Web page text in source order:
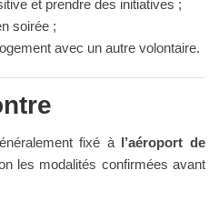
et prendre des initiatives ;
soirée ;
avec un autre volontaire.
fixé à l’aéroport de
les modalités confirmées avant